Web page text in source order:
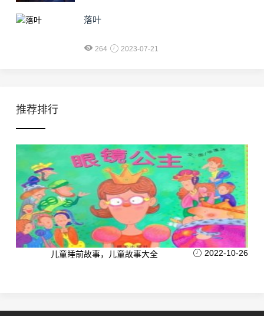
落叶
264 2023-07-21
推荐排行
儿童睡前故事，儿童故事大全 2022-10-26